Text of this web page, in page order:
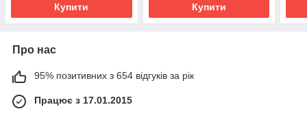
Купити Купити
Про нас
95% позитивних з 654 відгуків за рік
Працює з 17.01.2015